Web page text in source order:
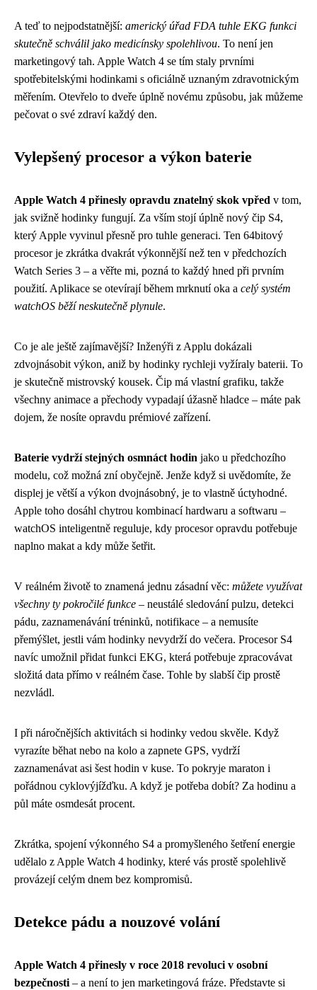
A teď to nejpodstatnější: americký úřad FDA tuhle EKG funkci
skutečně schválil jako medicínsky spolehlivou. To není jen
marketingový tah. Apple Watch 4 se tím staly prvními
spotřebitelskými hodinkami s oficiálně uznaným zdravotnickým
měřením. Otevřelo to dveře úplně novému způsobu, jak můžeme
pečovat o své zdraví každý den.
Vylepšený procesor a výkon baterie
Apple Watch 4 přinesly opravdu znatelný skok vpřed v tom,
jak svižně hodinky fungují. Za vším stojí úplně nový čip S4,
který Apple vyvinul přesně pro tuhle generaci. Ten 64bitový
procesor je zkrátka dvakrát výkonnější než ten v předchozích
Watch Series 3 – a věřte mi, pozná to každý hned při prvním
použití. Aplikace se otevírají během mrknutí oka a celý systém
watchOS běží neskutečně plynule.
Co je ale ještě zajímavější? Inženýři z Applu dokázali
zdvojnásobit výkon, aniž by hodinky rychleji vyžíraly baterii. To
je skutečně mistrovský kousek. Čip má vlastní grafiku, takže
všechny animace a přechody vypadají úžasně hladce – máte pak
dojem, že nosíte opravdu prémiové zařízení.
Baterie vydrží stejných osmnáct hodin jako u předchozího
modelu, což možná zní obyčejně. Jenže když si uvědomíte, že
displej je větší a výkon dvojnásobný, je to vlastně úctyhodné.
Apple toho dosáhl chytrou kombinací hardwaru a softwaru –
watchOS inteligentně reguluje, kdy procesor opravdu potřebuje
naplno makat a kdy může šetřit.
V reálném životě to znamená jednu zásadní věc: můžete využívat
všechny ty pokročilé funkce – neustálé sledování pulzu, detekci
pádu, zaznamenávání tréninků, notifikace – a nemusíte
přemýšlet, jestli vám hodinky nevydrží do večera. Procesor S4
navíc umožnil přidat funkci EKG, která potřebuje zpracovávat
složitá data přímo v reálném čase. Tohle by slabší čip prostě
nezvládl.
I při náročnějších aktivitách si hodinky vedou skvěle. Když
vyrazíte běhat nebo na kolo a zapnete GPS, vydrží
zaznamenávat asi šest hodin v kuse. To pokryje maraton i
pořádnou cyklovýjížďku. A když je potřeba dobít? Za hodinu a
půl máte osmdesát procent.
Zkrátka, spojení výkonného S4 a promyšleného šetření energie
udělalo z Apple Watch 4 hodinky, které vás prostě spolehlivě
provázejí celým dnem bez kompromisů.
Detekce pádu a nouzové volání
Apple Watch 4 přinesly v roce 2018 revoluci v osobní
bezpečnosti– a není to jen marketingová fráze. Představte si